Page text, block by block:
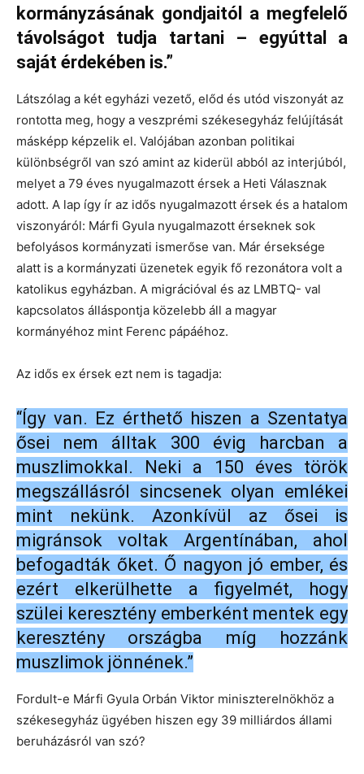
kormányzásának gondjaitól a megfelelő
távolságot tudja tartani – egyúttal a
saját érdekében is.”
Látszólag a két egyházi vezető, előd és utód viszonyát az
rontotta meg, hogy a veszprémi székesegyház felújítását
másképp képzelik el. Valójában azonban politikai
különbségről van szó amint az kiderül abból az interjúból,
melyet a 79 éves nyugalmazott érsek a Heti Válasznak
adott. A lap így ír az idős nyugalmazott érsek és a hatalom
viszonyáról: Márfi Gyula nyugalmazott érseknek sok
befolyásos kormányzati ismerőse van. Már érseksége
alatt is a kormányzati üzenetek egyik fő rezonátora volt a
katolikus egyházban. A migrációval és az LMBTQ- val
kapcsolatos álláspontja közelebb áll a magyar
kormányéhoz mint Ferenc pápáéhoz.
Az idős ex érsek ezt nem is tagadja:
“Így van. Ez érthető hiszen a Szentatya
ősei nem álltak 300 évig harcban a
muszlimokkal. Neki a 150 éves török
megszállásról sincsenek olyan emlékei
mint nekünk. Azonkívül az ősei is
migránsok voltak Argentínában, ahol
befogadták őket. Ő nagyon jó ember, és
ezért elkerülhette a figyelmét, hogy
szülei keresztény emberként mentek egy
keresztény országba míg hozzánk
muszlimok jönnének.”
Fordult-e Márfi Gyula Orbán Viktor miniszterelnökhöz a
székesegyház ügyében hiszen egy 39 milliárdos állami
beruházásról van szó?